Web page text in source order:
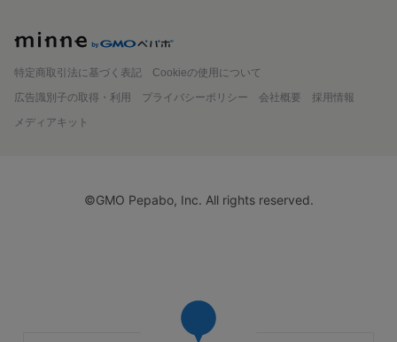
特定商取引法に基づく表記
Cookieの使用について
広告識別子の取得・利用
プライバシーポリシー 会社概要
採用情報
メディアキット
©GMO Pepabo, Inc. All rights reserved.